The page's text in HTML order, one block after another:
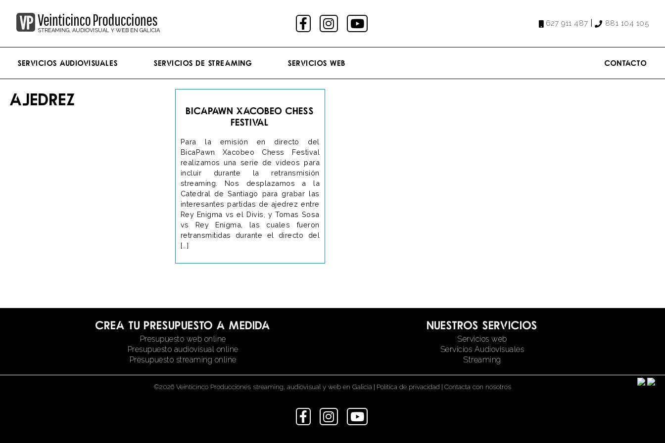
Veinticinco Producciones
STREAMING, AUDIOVISUAL Y WEB EN GALICIA
627 911 487 881 104 105
Servicios Audiovisuales Servicios de streaming Servicios Web Contacto
AJEDREZ
BICAPAWN Xacobeo Chess
Festival
Para la emisión en directo del
BicaPawn Xacobeo Chess Festival
realizamos una serie de videos para
incluir durante la retransmisión
streaming. Nos desplazamos a la
Catedral de Santiago para grabar las
interesantes partidas de ajedrez entre
Rey Enigma vs el Divis, y Tomas Sosa
vs Rey Enigma, las cuales fueron
retransmitidas durante el directo del
[…]
Crea tu presupuesto a medida
Presupuesto web online
Presupuesto audiovisual online
Presupuesto streaming online
Nuestros servicios
Servicios web
Servicios Audiovisuales
Streaming
©2026 Veinticinco Producciones streaming, audiovisual y web en Galicia | Política de privacidad | Contacta con nosotros